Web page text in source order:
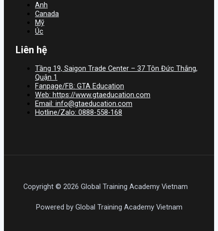
Anh
Canada
Mỹ
Úc
Liên hệ
Tầng 19, Saigon Trade Center – 37 Tôn Đức Thắng,
Quận 1
Fanpage/FB: GTA Education
Web: https://www.gtaeducation.com
Email: info@gtaeducation.com
Hotline/Zalo: 0888-558-168
Copyright © 2026 Global Training Academy Vietnam
Powered by Global Training Academy Vietnam